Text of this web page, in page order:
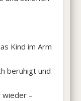
Kind im Arm
beruhigt und
wieder –